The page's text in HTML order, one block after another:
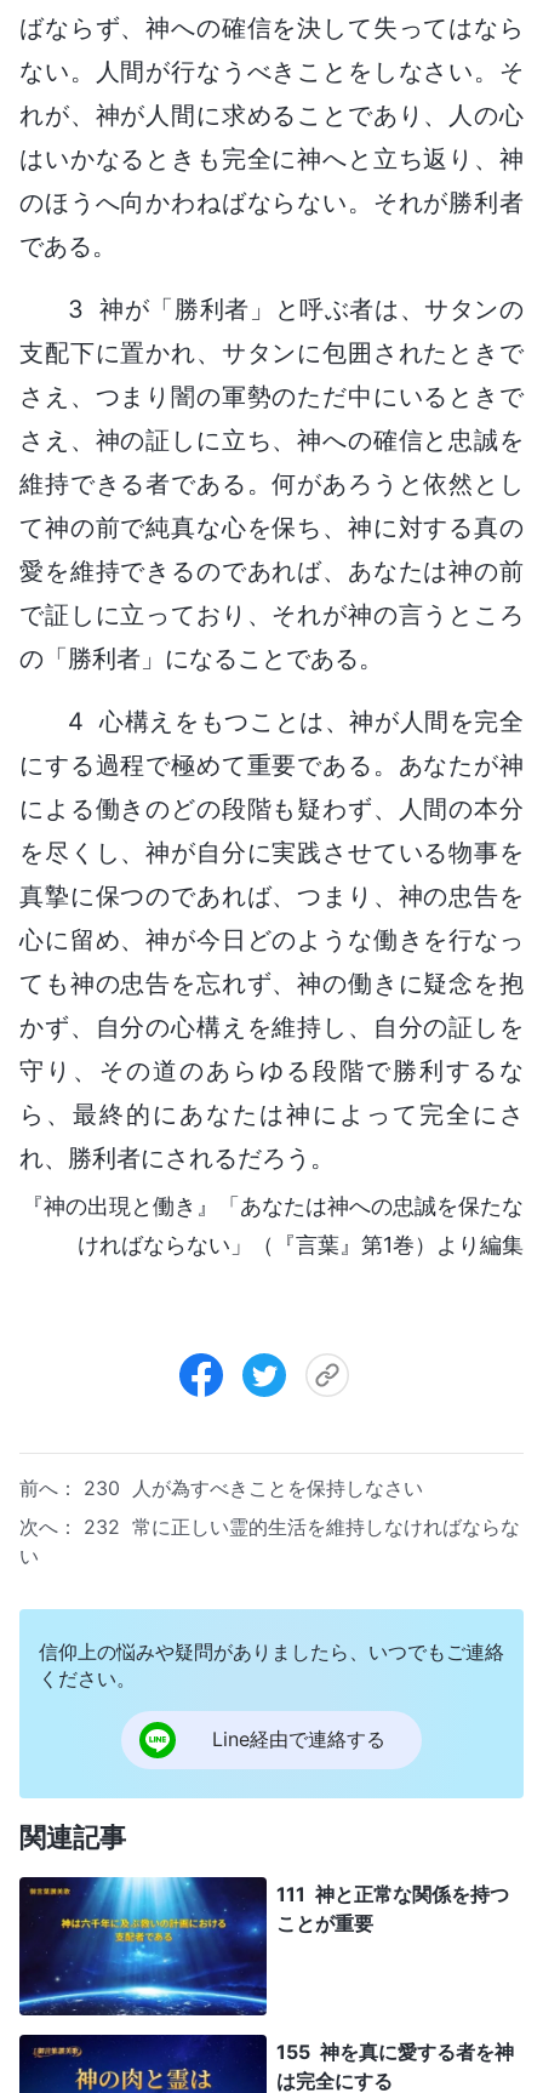
ばならず、神への確信を決して失ってはなら
ない。人間が行なうべきことをしなさい。そ
れが、神が人間に求めることであり、人の心
はいかなるときも完全に神へと立ち返り、神
のほうへ向かわねばならない。それが勝利者
である。
3 神が「勝利者」と呼ぶ者は、サタンの
支配下に置かれ、サタンに包囲されたときで
さえ、つまり闇の軍勢のただ中にいるときで
さえ、神の証しに立ち、神への確信と忠誠を
維持できる者である。何があろうと依然とし
て神の前で純真な心を保ち、神に対する真の
愛を維持できるのであれば、あなたは神の前
で証しに立っており、それが神の言うところ
の「勝利者」になることである。
4 心構えをもつことは、神が人間を完全
にする過程で極めて重要である。あなたが神
による働きのどの段階も疑わず、人間の本分
を尽くし、神が自分に実践させている物事を
真摯に保つのであれば、つまり、神の忠告を
心に留め、神が今日どのような働きを行なっ
ても神の忠告を忘れず、神の働きに疑念を抱
かず、自分の心構えを維持し、自分の証しを
守り、その道のあらゆる段階で勝利するな
ら、最終的にあなたは神によって完全にさ
れ、勝利者にされるだろう。
『神の出現と働き』「あなたは神への忠誠を保たな
ければならない」（『言葉』第1巻）より編集
前へ： 230 人が為すべきことを保持しなさい
次へ： 232 常に正しい霊的生活を維持しなければならな
い
信仰上の悩みや疑問がありましたら、いつでもご連絡
ください。
Line経由で連絡する
関連記事
111 神と正常な関係を持つ
ことが重要
155 神を真に愛する者を神
は完全にする